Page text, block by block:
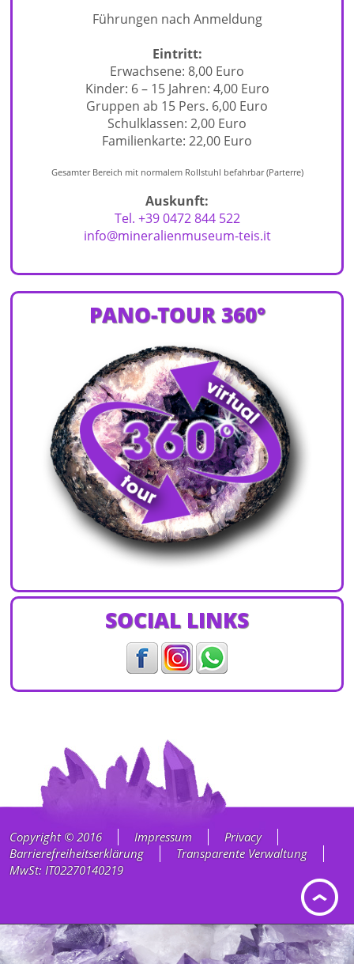
Führungen nach Anmeldung
Eintritt:
Erwachsene: 8,00 Euro
Kinder: 6 – 15 Jahren: 4,00 Euro
Gruppen ab 15 Pers. 6,00 Euro
Schulklassen: 2,00 Euro
Familienkarte: 22,00 Euro
Gesamter Bereich mit normalem Rollstuhl befahrbar (Parterre)
Auskunft:
Tel. +39 0472 844 522
info@mineralienmuseum-teis.it
PANO-TOUR 360°
SOCIAL LINKS
Copyright © 2016 Impressum
Privacy
Barrierefreiheitserklärung
Transparente Verwaltung
MwSt: IT02270140219